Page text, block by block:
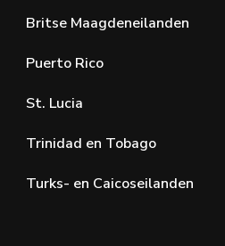
Britse Maagdeneilanden
Puerto Rico
St. Lucia
Trinidad en Tobago
Turks- en Caicoseilanden